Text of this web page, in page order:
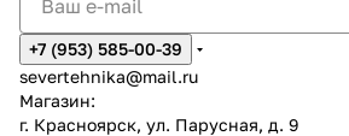
+7 (953) 585-00-39
severtehnika@mail.ru
Магазин:
г. Красноярск, ул. Парусная, д. 9